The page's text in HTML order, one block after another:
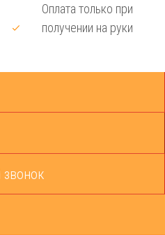
Оплата только при
получении на руки
звонок